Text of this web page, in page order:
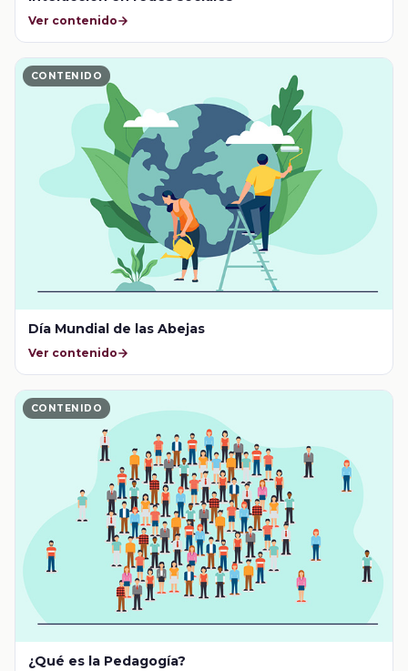
Ver contenido
CONTENIDO
Día Mundial de las Abejas
Ver contenido
CONTENIDO
¿Qué es la Pedagogía?